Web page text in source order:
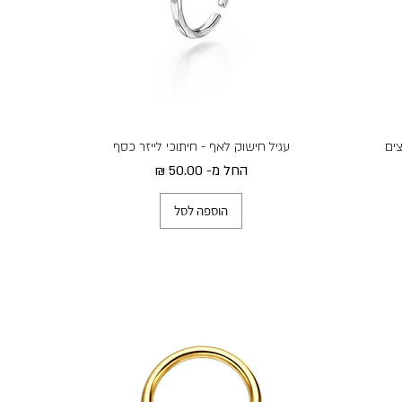
עגיל חישוק לאף - חיתוכי לייזר כסף
החל מ-
מחיר מבצע
הוספה לסל